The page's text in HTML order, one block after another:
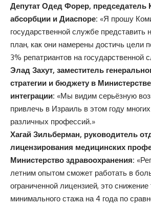
Депутат Одед Форер, председатель
абсорбции и Диаспоре: «Я прошу
государственной службе представить
план, как они намерены достичь цели
3% репатриантов на государственной
Элад Захут, заместитель
стратегии и бюджету в
интеграции: «Мы видим серьёзную
привлечь в Израиль в этом году
различных профессий.»
Хагай Зильберман, руководитель
лицензирования медицинских
Министерство здравоохранения:
летним опытом сможет работать в
ограниченной лицензией, это снижение
минимального стажа на 4 года по